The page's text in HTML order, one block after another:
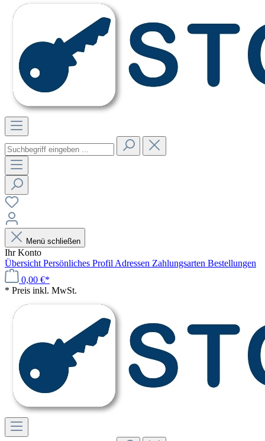
Menü schließen
Ihr Konto
Übersicht Persönliches Profil Adressen Zahlungsarten Bestellungen
0,00 €*
* Preis inkl. MwSt.